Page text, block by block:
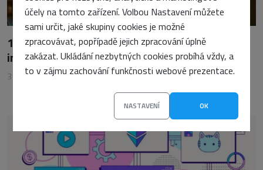
účely na tomto zařízení. Volbou Nastavení můžete
sami určit, jaké skupiny cookies je možné
zpracovávat, popřípadě jejich zpracování úplně
zakázat. Ukládání nezbytných cookies probíhá vždy, a
to v zájmu zachování funkčnosti webové prezentace.
NASTAVENÍ OK
1,5 milionu CZ domén: Co to znamená pro český
internet?
31. března 2025 • Vojtěch Tomášek